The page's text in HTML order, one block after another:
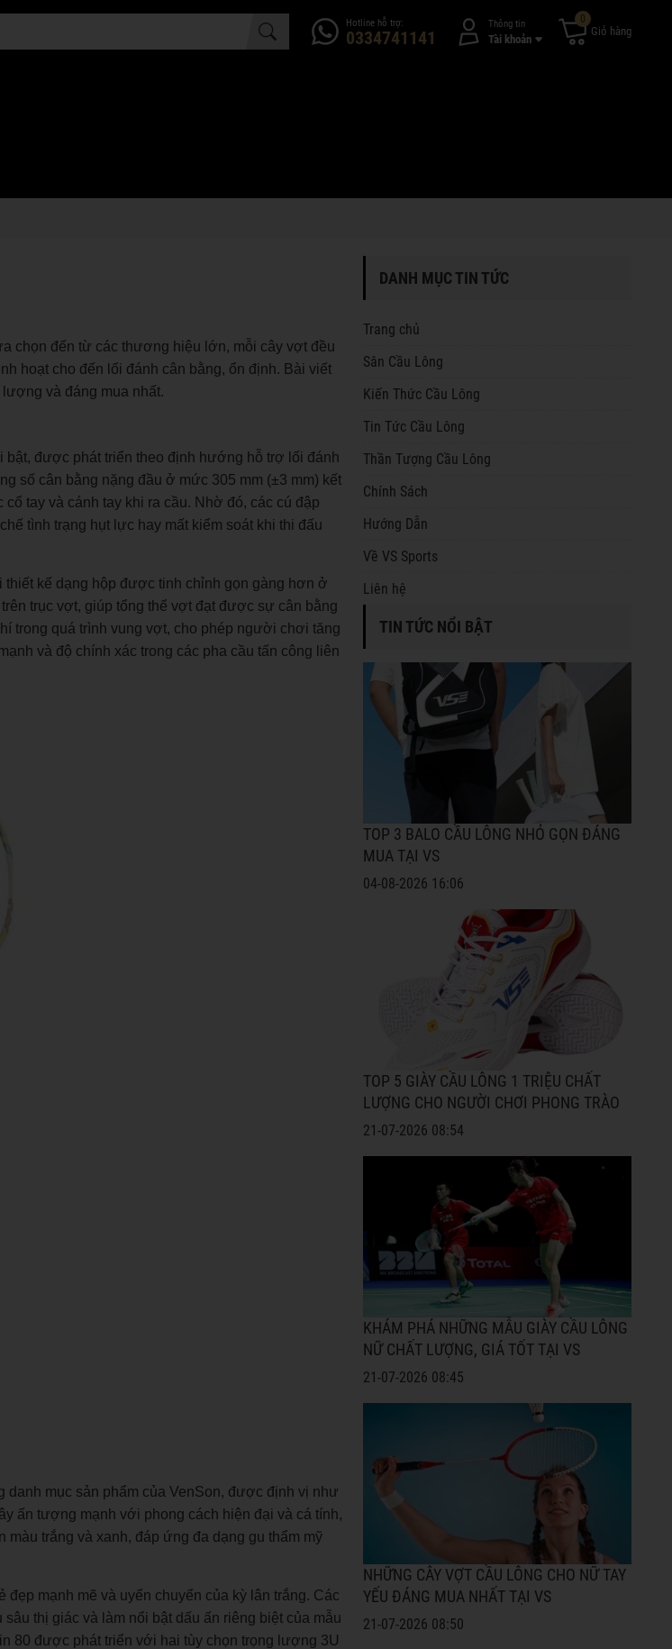
Hotline hỗ trợ:
0334741141
Thông tin
Tài khoản
0
Giỏ hàng
chọn đến từ các thương hiệu lớn, mỗi cây vợt đều
hoạt cho đến lối đánh cân bằng, ổn định. Bài viết
và đáng mua nhất.
được phát triển theo định hướng hỗ trợ lối đánh
số cân bằng nặng đầu ở mức 305 mm (±3 mm) kết
tay và cánh tay khi ra cầu. Nhờ đó, các cú đập
tình trạng hụt lực hay mất kiểm soát khi thi đấu
kế dạng hộp được tinh chỉnh gọn gàng hơn ở
trục vợt, giúp tổng thể vợt đạt được sự cân bằng
trong quá trình vung vợt, cho phép người chơi tăng
và độ chính xác trong các pha cầu tấn công liên
mục sản phẩm của VenSon, được định vị như
ấn tượng mạnh với phong cách hiện đại và cá tính,
trắng và xanh, đáp ứng đa dạng gu thẩm mỹ
mạnh mẽ và uyển chuyển của kỳ lân trắng. Các
thị giác và làm nổi bật dấu ấn riêng biệt của mẫu
80 được phát triển với hai tùy chọn trọng lượng 3U
DANH MỤC TIN TỨC
Trang chủ
Sân Cầu Lông
Kiến Thức Cầu Lông
Tin Tức Cầu Lông
Thần Tượng Cầu Lông
Chính Sách
Hướng Dẫn
Về VS Sports
Liên hệ
TIN TỨC NỔI BẬT
TOP 3 BALO CẦU LÔNG NHỎ GỌN ĐÁNG
MUA TẠI VS
04-08-2026 16:06
TOP 5 GIÀY CẦU LÔNG 1 TRIỆU CHẤT
LƯỢNG CHO NGƯỜI CHƠI PHONG TRÀO
21-07-2026 08:54
KHÁM PHÁ NHỮNG MẪU GIÀY CẦU LÔNG
NỮ CHẤT LƯỢNG, GIÁ TỐT TẠI VS
21-07-2026 08:45
NHỮNG CÂY VỢT CẦU LÔNG CHO NỮ TAY
YẾU ĐÁNG MUA NHẤT TẠI VS
21-07-2026 08:50